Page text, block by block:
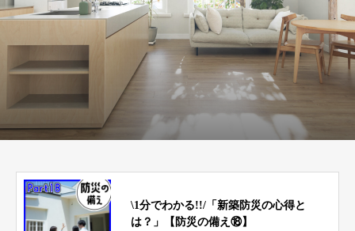
\1分でわかる!!/「新築防災の心得と
は？」【防災の備え⑱】